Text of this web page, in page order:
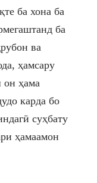
ба хона ба
ба
ва
ҳамсару
он ҳама
карда бо
суҳбату
ҳамаамон